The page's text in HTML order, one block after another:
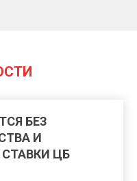
БЕЗ
И
ЦБ